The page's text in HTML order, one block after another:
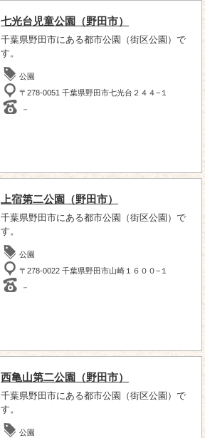
七光台児童公園（野田市）
千葉県野田市にある都市公園（街区公園）で
す。
公園
〒278-0051 千葉県野田市七光台２４４−１
－
上宿第二公園（野田市）
千葉県野田市にある都市公園（街区公園）で
す。
公園
〒278-0022 千葉県野田市山崎１６００−１
－
西亀山第二公園（野田市）
千葉県野田市にある都市公園（街区公園）で
す。
公園